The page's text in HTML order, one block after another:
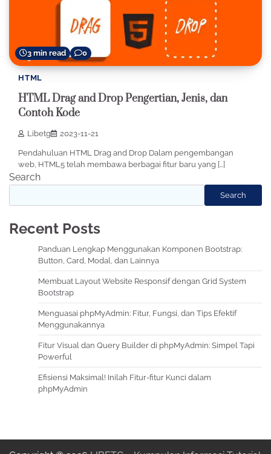
3 min read 0
HTML
HTML Drag and Drop Pengertian, Jenis, dan
Contoh Kode
Libetg 2023-11-21
Pendahuluan HTML Drag and Drop Dalam pengembangan
web, HTML5 telah membawa berbagai fitur baru yang […]
Search
Search
Recent Posts
Panduan Lengkap Menggunakan Komponen Bootstrap:
Button, Card, Modal, dan Lainnya
Membuat Layout Website Responsif dengan Grid System
Bootstrap
Menguasai phpMyAdmin: Fitur, Fungsi, dan Tips Efektif
Menggunakannya
Fitur Visual dan Query Builder di phpMyAdmin: Simpel Tapi
Powerful
Efisiensi Maksimal! Inilah Fitur-fitur Kunci dalam
phpMyAdmin